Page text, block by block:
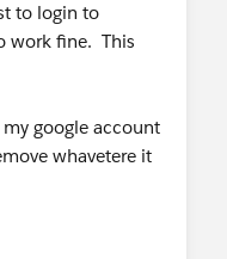
to login to
work fine. This
google account
whavetere it